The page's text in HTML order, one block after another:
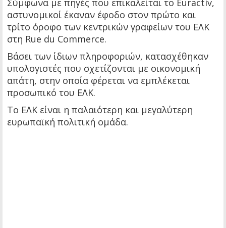
Σύμφωνα με πηγές που επικαλείται το Euractiv,
αστυνομικοί έκαναν έφοδο στον πρώτο και
τρίτο όροφο των κεντρικών γραφείων του ΕΛΚ
στη Rue du Commerce.
Βάσει των ίδιων πληροφοριών, κατασχέθηκαν
υπολογιστές που σχετίζονται με οικονομική
απάτη, στην οποία φέρεται να εμπλέκεται
προσωπικό του ΕΛΚ.
Το ΕΛΚ είναι η παλαιότερη και μεγαλύτερη
ευρωπαϊκή πολιτική ομάδα.